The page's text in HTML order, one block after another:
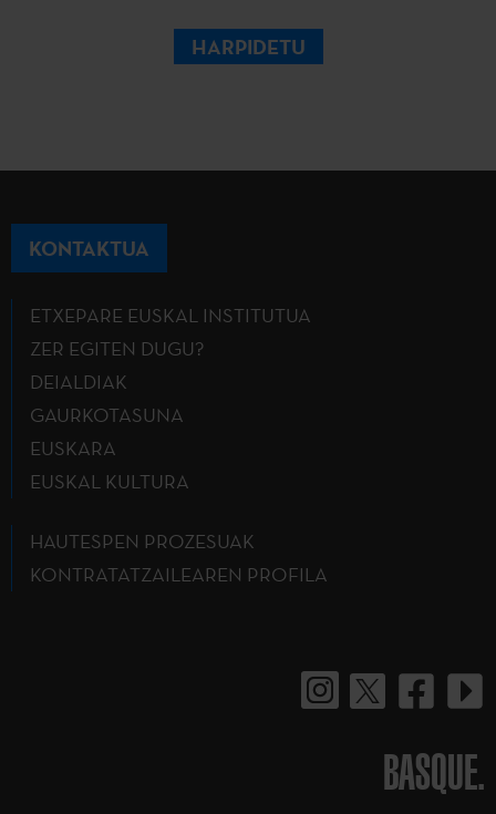
HARPIDETU
KONTAKTUA
ETXEPARE EUSKAL INSTITUTUA
ZER EGITEN DUGU?
DEIALDIAK
GAURKOTASUNA
EUSKARA
EUSKAL KULTURA
HAUTESPEN PROZESUAK
KONTRATATZAILEAREN PROFILA
BASQUE.